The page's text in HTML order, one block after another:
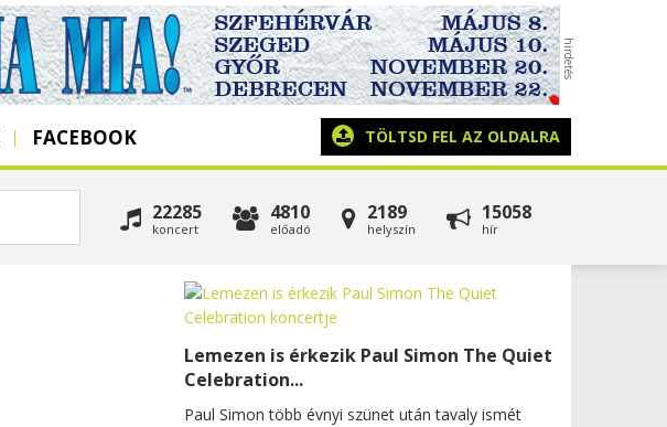
FACEBOOK TÖLTSD FEL AZ OLDALRA
22285
koncert
4810
előadó
2189
helyszín
15058
hír
Lemezen is érkezik Paul Simon The Quiet
Celebration...
Paul Simon több évnyi szünet után tavaly ismét